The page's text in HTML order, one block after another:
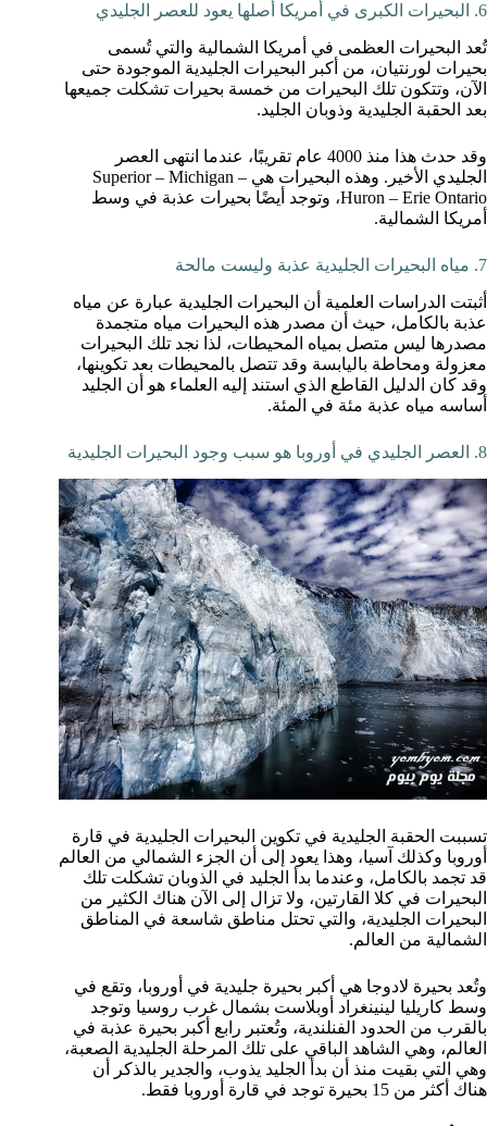
6. البحيرات الكبرى في أمريكا أصلها يعود للعصر الجليدي
تُعد البحيرات العظمى في أمريكا الشمالية والتي تُسمى
بحيرات لورنتيان، من أكبر البحيرات الجليدية الموجودة حتى
الآن، وتتكون تلك البحيرات من خمسة بحيرات تشكلت جميعها
بعد الحقبة الجليدية وذوبان الجليد.
وقد حدث هذا منذ 4000 عام تقريبًا، عندما انتهى العصر
الجليدي الأخير. وهذه البحيرات هي Superior – Michigan –
Huron – Erie Ontario، وتوجد أيضًا بحيرات عذبة في وسط
أمريكا الشمالية.
7. مياه البحيرات الجليدية عذبة وليست مالحة
أثبتت الدراسات العلمية أن البحيرات الجليدية عبارة عن مياه
عذبة بالكامل، حيث أن مصدر هذه البحيرات مياه متجمدة
مصدرها ليس متصل بمياه المحيطات، لذا نجد تلك البحيرات
معزولة ومحاطة باليابسة وقد تتصل بالمحيطات بعد تكوينها،
وقد كان الدليل القاطع الذي استند إليه العلماء هو أن الجليد
أساسه مياه عذبة مئة في المئة.
8. العصر الجليدي في أوروبا هو سبب وجود البحيرات الجليدية
تسببت الحقبة الجليدية في تكوين البحيرات الجليدية في قارة
أوروبا وكذلك آسيا، وهذا يعود إلى أن الجزء الشمالي من العالم
قد تجمد بالكامل، وعندما بدأ الجليد في الذوبان تشكلت تلك
البحيرات في كلا القارتين، ولا تزال إلى الآن هناك الكثير من
البحيرات الجليدية، والتي تحتل مناطق شاسعة في المناطق
الشمالية من العالم.
وتُعد بحيرة لادوجا هي أكبر بحيرة جليدية في أوروبا، وتقع في
وسط كاريليا لينينغراد أوبلاست بشمال غرب روسيا وتوجد
بالقرب من الحدود الفنلندية، وتُعتبر رابع أكبر بحيرة عذبة في
العالم، وهي الشاهد الباقي على تلك المرحلة الجليدية الصعبة،
وهي التي بقيت منذ أن بدأ الجليد يذوب، والجدير بالذكر أن
هناك أكثر من 15 بحيرة توجد في قارة أوروبا فقط.